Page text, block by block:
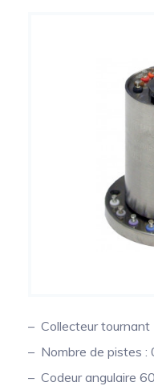
Collecteur
Nombre de pistes :
Codeur angulaire
Capteur de couple
Transmission du signal
température sur arbres